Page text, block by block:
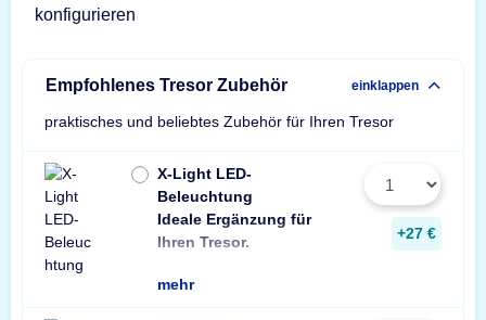
konfigurieren
Empfohlenes Tresor Zubehör einklappen
praktisches und beliebtes Zubehör für Ihren Tresor
X-Light LED-
Beleuchtung
Ideale Ergänzung für
Ihren Tresor.
Wir empfehlen
Leuchte pro
ein Stück
mehr
+27 €